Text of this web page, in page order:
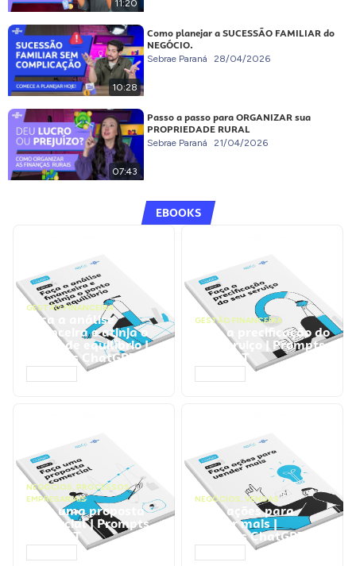
11:20
10:28
Como planejar a SUCESSÃO FAMILIAR do
NEGÓCIO.
Sebrae Paraná 28/04/2026
07:43
Passo a passo para ORGANIZAR sua
PROPRIEDADE RURAL
Sebrae Paraná 21/04/2026
EBOOKS
GESTÃO FINANCEIRA
Faça a análise
financeira e atinja o
ponto de equilíbrio |
Prompts ChatGPT
GESTÃO FINANCEIRA
Faça a precificação do
seu serviço | Prompts
ChatGPT
NEGÓCIOS, PROCESSOS
EMPRESARIAIS
Faça uma proposta
comercial | Prompts
ChatGPT
NEGÓCIOS, VENDAS
Faça ações para
vender mais |
Prompts ChatGPT